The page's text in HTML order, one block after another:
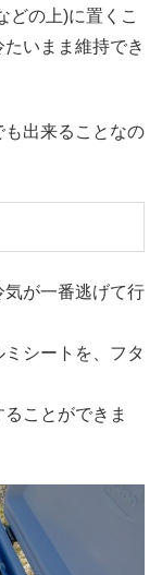
どの上)に置くこ
いまま維持でき
も出来ることなの
気が一番逃げて行
シートを、フタ
ことができま